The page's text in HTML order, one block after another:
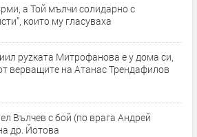
а Той мълчи солидарно с
които му гласуваха
руzката Митрофанова е у дома си,
верващите на Атанас Трендафилов
Вълчев с бой (по врага Андрей
др. Йотова